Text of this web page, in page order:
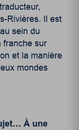
Rivières. Il est
sein du
franche sur
et la manière
mondes
À une